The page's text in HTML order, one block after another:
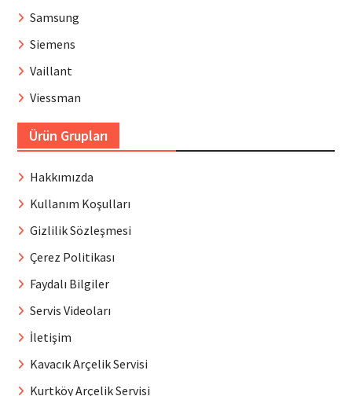
Samsung
Siemens
Vaillant
Viessman
Ürün Grupları
Hakkımızda
Kullanım Koşulları
Gizlilik Sözleşmesi
Çerez Politikası
Faydalı Bilgiler
Servis Videoları
İletişim
Kavacık Arçelik Servisi
Kurtköy Arçelik Servisi